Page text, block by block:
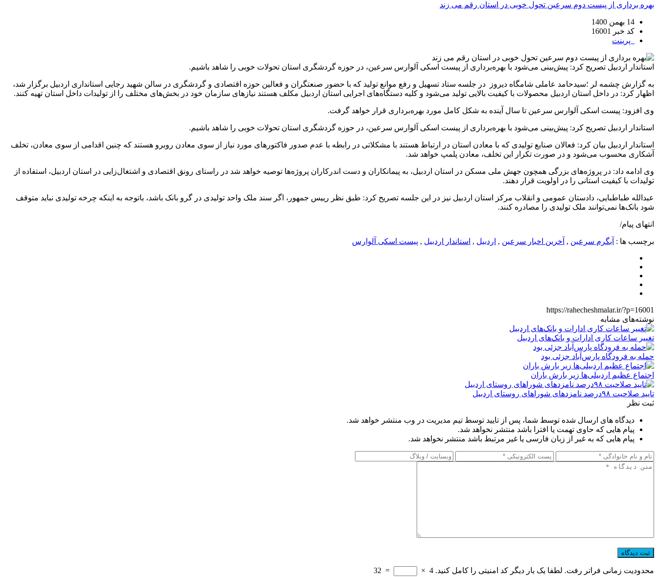
بهره برداری از پیست دوم سرعین تحول خوبی در استان رقم می زند
14 بهمن 1400
کد خبر 16001
پرینت
استاندار اردبیل تصریح کرد: پیش‌بینی می‌شود با بهره‌برداری از پیست اسکی آلوارس سرعین، در حوزه گردشگری استان تحولات خوبی را شاهد باشیم.
به گزارش چشمه لر ؛سیدحامد عاملی شامگاه دیروز در جلسه ستاد تسهیل و رفع موانع تولید که با حضور صنعتگران و فعالین حوزه اقتصادی و گردشگری در سالن شهید رجایی استانداری اردبیل برگزار شد،
اظهار کرد: در داخل استان اردبیل محصولات با کیفیت بالایی تولید می‌شود و کلیه دستگاه‌های اجرایی استان اردبیل مکلف هستند نیازهای سازمان خود در بخش‌های مختلف را از تولیدات داخل استان تهیه کنند.
وی افزود: پیست اسکی آلوارس سرعین تا سال آینده به شکل کامل مورد بهره‌برداری قرار خواهد گرفت.
استاندار اردبیل تصریح کرد: پیش‌بینی می‌شود با بهره‌برداری از پیست اسکی آلوارس سرعین، در حوزه گردشگری استان تحولات خوبی را شاهد باشیم.
استاندار اردبیل بیان کرد: فعالان صنایع تولیدی که با معادن استان در ارتباط هستند با مشکلاتی در رابطه با عدم صدور فاکتورهای مورد نیاز از سوی معادن روبرو هستند که چنین اقدامی از سوی معادن، تخلف
آشکاری محسوب می‌شود و در صورت تکرار این تخلف، معادن پلمپ خواهد شد.
وی ادامه داد: در پروژه‌های بزرگی همچون جهش ملی مسکن در استان اردبیل، به پیمانکاران و دست اندرکاران پروژه‌ها توصیه خواهد شد در راستای رونق اقتصادی و اشتغال‌زایی در استان اردبیل، استفاده از
تولیدات با کیفیت استانی را در اولویت قرار دهند.
عبدالله طباطبایی، دادستان عمومی و انقلاب مرکز استان اردبیل نیز در این جلسه تصریح کرد: طبق نظر رییس جمهور، اگر سند ملک واحد تولیدی در گرو بانک باشد، باتوجه به اینکه چرخه تولیدی نباید متوقف
شود بانک‌ها نمی‌توانند ملک تولیدی را مصادره کنند.
انتهای پیام/
برچسب ها : آبگرم سرعین , آخرین اخبار سرعین , اردبیل , استاندار اردبیل , پیست اسکی آلوارس
https://rahecheshmalar.ir/?p=16001
نوشته‌های مشابه
تغییر ساعات کاری ادارات و بانک‌های اردبیل
حمله به فرودگاه پارس‌‌آباد جزئی بود
اجتماع عظیم اردبیلی‌ها زیر بارش باران
تایید صلاحیت ۹۸درصد نامزدهای شوراهای روستای اردبیل
ثبت نظر
دیدگاه های ارسال شده توسط شما، پس از تایید توسط تیم مدیریت در وب منتشر خواهد شد.
پیام هایی که حاوی تهمت یا افترا باشد منتشر نخواهد شد.
پیام هایی که به غیر از زبان فارسی یا غیر مرتبط باشد منتشر نخواهد شد.
محدودیت زمانی فراتر رفت. لطفا یک بار دیگر کد امنیتی را کامل کنید. 4
×
=
32